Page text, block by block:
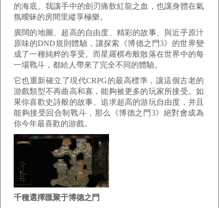
的海底。我讓手中的劍刃痛飲紅龍之血，也讓身體在氣
氛曖昧的房間里縱享極樂。
廣闊的地圖、超高的自由度、精彩的故事、與近乎原汁
原味的DND規則體驗，讓探索《博德之門3》的世界變
成了一種純粹的享受。而星羅棋布般散落在世界中的每
一場戰斗，都給人帶來了完全不同的體驗。
它也重新確立了現代CRPG的最高標準，讓這個古老的
游戲類型不再曲高和寡，能夠被更多的玩家所接受。如
果你喜歡史詩般的故事、追求超高的游玩自由度，并且
能夠接受回合制戰斗，那么《博德之門3》絕對會成為
你今年最喜歡的游戲。
千種選擇匯聚于博德之門